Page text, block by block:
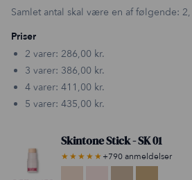
Samlet antal skal være en af følgende:
Priser
2 varer: 286,00 kr.
3 varer: 386,00 kr.
4 varer: 411,00 kr.
5 varer: 435,00 kr.
Skintone Stick - SK 01
★★★★★+790 anmeldelser